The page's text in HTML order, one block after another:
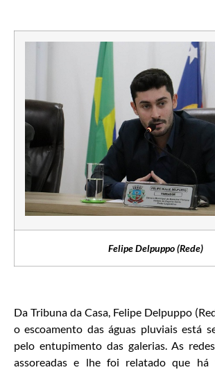
Felipe Delpuppo (Rede)
Da Tribuna da Casa, Felipe Delpuppo
o escoamento das águas pluviais está
pelo entupimento das galerias. As
assoreadas e lhe foi relatado que há